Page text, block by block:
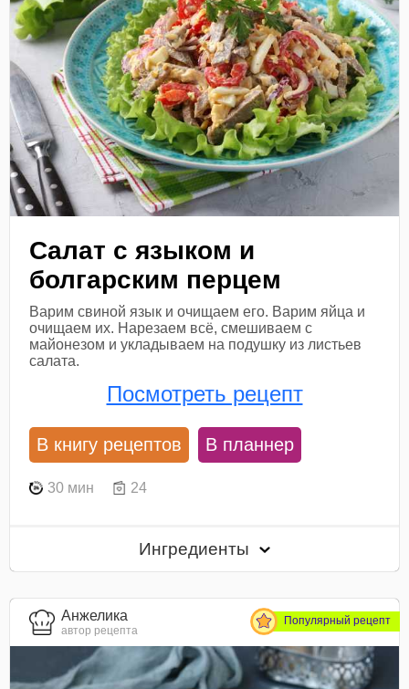
Салат с языком и
болгарским перцем
Варим свиной язык и очищаем его. Варим яйца и
очищаем их. Нарезаем всё, смешиваем с
майонезом и укладываем на подушку из листьев
салата.
Посмотреть рецепт
В книгу рецептов В планнер
30 мин 24
Ингредиенты
Анжелика
автор рецепта
Популярный рецепт